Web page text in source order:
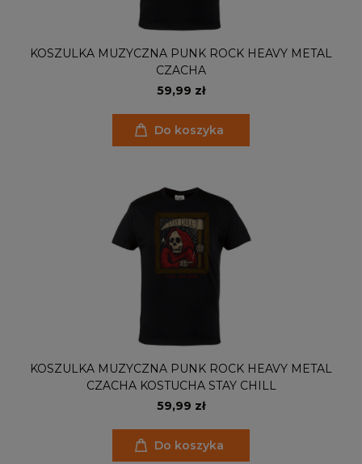
KOSZULKA MUZYCZNA PUNK ROCK HEAVY METAL
CZACHA
59,99 zł
Do koszyka
KOSZULKA MUZYCZNA PUNK ROCK HEAVY METAL
CZACHA KOSTUCHA STAY CHILL
59,99 zł
Do koszyka